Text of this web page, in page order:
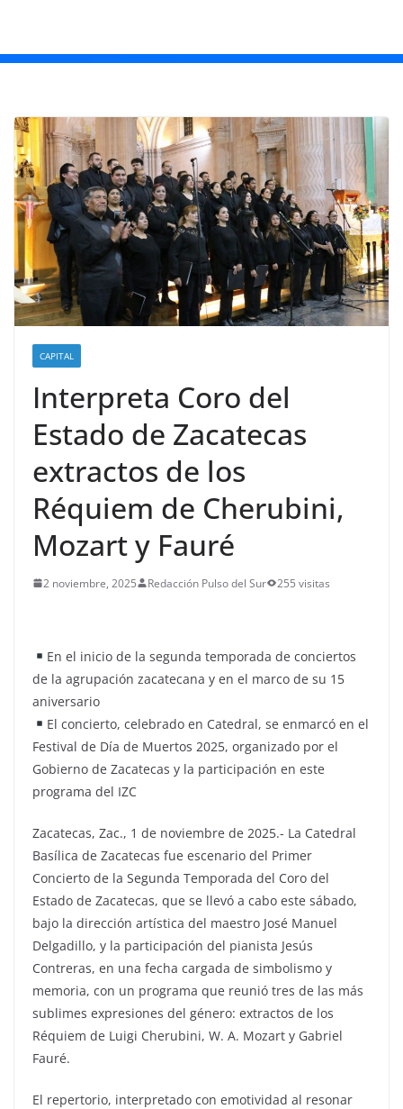
CAPITAL
Interpreta Coro del
Estado de Zacatecas
extractos de los
Réquiem de Cherubini,
Mozart y Fauré
2 noviembre, 2025 Redacción Pulso del Sur 255 visitas
En el inicio de la segunda temporada de conciertos
de la agrupación zacatecana y en el marco de su 15
aniversario
El concierto, celebrado en Catedral, se enmarcó en el
Festival de Día de Muertos 2025, organizado por el
Gobierno de Zacatecas y la participación en este
programa del IZC
Zacatecas, Zac., 1 de noviembre de 2025.- La Catedral
Basílica de Zacatecas fue escenario del Primer
Concierto de la Segunda Temporada del Coro del
Estado de Zacatecas, que se llevó a cabo este sábado,
bajo la dirección artística del maestro José Manuel
Delgadillo, y la participación del pianista Jesús
Contreras, en una fecha cargada de simbolismo y
memoria, con un programa que reunió tres de las más
sublimes expresiones del género: extractos de los
Réquiem de Luigi Cherubini, W. A. Mozart y Gabriel
Fauré.
El repertorio, interpretado con emotividad al resonar